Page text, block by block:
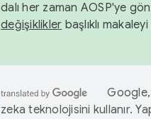
dalı her zaman AOSP'ye
değişiklikler başlıklı
zeka teknolojisini kullanır.